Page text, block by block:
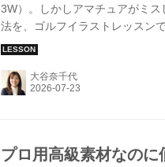
3W）。しかしアマチュアがミ
法を、ゴルフイラストレッスン
を交えて詳しく解説してもらおう
大谷奈千代
プロ用高級素材なのに